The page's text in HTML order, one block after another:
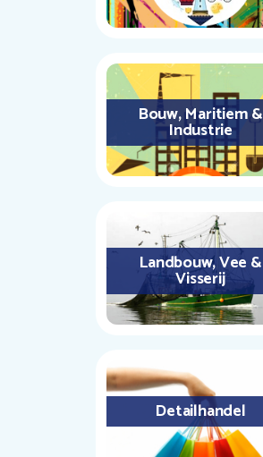
Bouw, Maritiem &
Industrie
Landbouw, Vee &
Visserij
Detailhandel